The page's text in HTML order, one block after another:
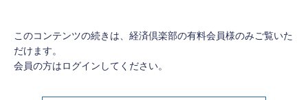
このコンテンツの続きは、経済倶楽部の有料会員様のみご覧いた
だけます。
会員の方はログインしてください。